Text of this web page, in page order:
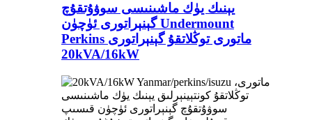
يېنىك يۈك ماشىنىسى سوۋۇتقۇچ
گېنېراتورى ئۈچۈن Undermount
Perkins ماتورى توڭلاتقۇ گېنېراتورى
20kVA/16kW